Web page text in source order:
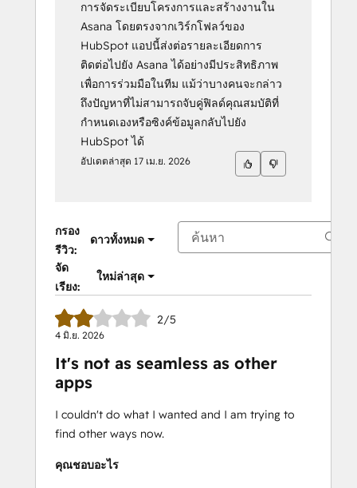
การจัดระเบียบโครงการและสร้างงานใน
Asana โดยตรงจากเวิร์กโฟลว์ของ
HubSpot แอปนี้ส่งต่อรายละเอียดการ
ติดต่อไปยัง Asana ได้อย่างมีประสิทธิภาพ
เพื่อการร่วมมือในทีม แม้ว่าบางคนจะกล่าว
ถึงปัญหาที่ไม่สามารถจับคู่ฟิลด์คุณสมบัติที่
กำหนดเองหรือซิงค์ข้อมูลกลับไปยัง
HubSpot ได้
อัปเดตล่าสุด 17 เม.ย. 2026
กรอง
รีวิว:
ดาวทั้งหมด
จัด
เรียง:
ใหม่ล่าสุด
2/5
4 มิ.ย. 2026
It's not as seamless as other
apps
I couldn't do what I wanted and I am trying to
find other ways now.
คุณชอบอะไร